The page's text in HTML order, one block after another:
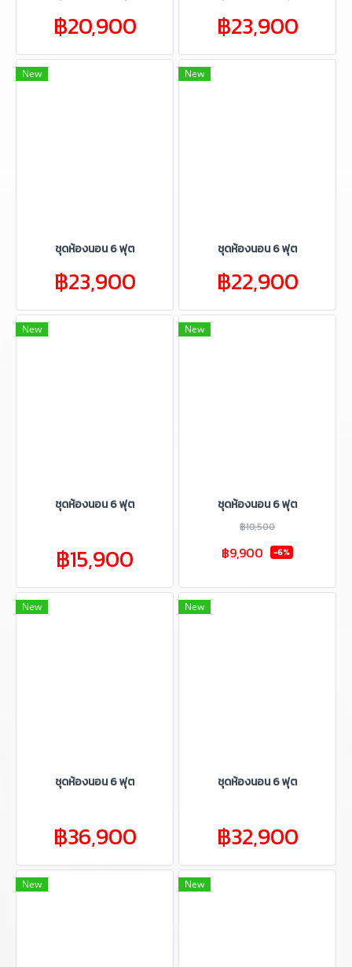
฿20,900 ฿23,900
New
ชุดห้องนอน 6 ฟุต
฿23,900
New
ชุดห้องนอน 6 ฟุต
฿22,900
New
ชุดห้องนอน 6 ฟุต
฿15,900
New
ชุดห้องนอน 6 ฟุต
฿10,500
฿9,900 -6%
New
ชุดห้องนอน 6 ฟุต
฿36,900
New
ชุดห้องนอน 6 ฟุต
฿32,900
New New